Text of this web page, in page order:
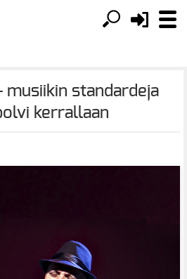
musiikin standardeja
kerrallaan